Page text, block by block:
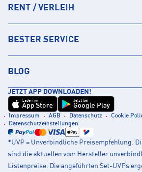
RENT / VERLEIH
BESTER SERVICE
BLOG
JETZT APP DOWNLOADEN!
Laden im
App Store
Jetzt bei
Google Play
Impressum AGB Datenschutz
Cookie
Datenschutzeinstellungen
*UVP = Unverbindliche Preisempfehlung.
sind die aktuellen vom Hersteller
Listenpreise. Die angeführten Set-UVPs